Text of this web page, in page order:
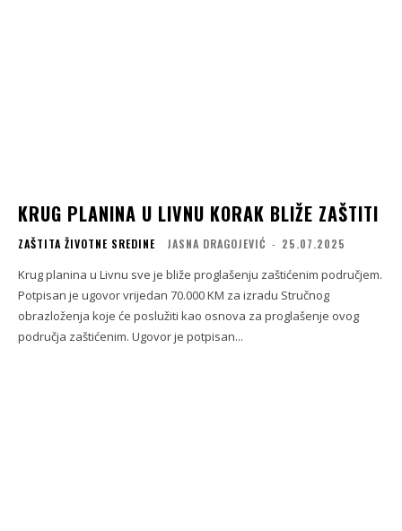
KRUG PLANINA U LIVNU KORAK BLIŽE ZAŠTITI
ZAŠTITA ŽIVOTNE SREDINE JASNA DRAGOJEVIĆ - 25.07.2025
Krug planina u Livnu sve je bliže proglašenju zaštićenim područjem.
Potpisan je ugovor vrijedan 70.000 KM za izradu Stručnog
obrazloženja koje će poslužiti kao osnova za proglašenje ovog
područja zaštićenim. Ugovor je potpisan...